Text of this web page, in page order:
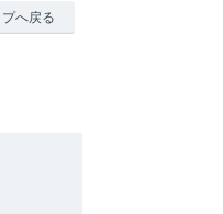
へ戻る